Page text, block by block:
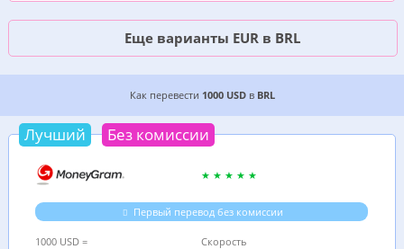
Еще варианты EUR в BRL
6 ДЕШЕВЫХ ВАРИАНТОВ, ГДЕ ВЫГОДНЕЕ
Как перевести 1000 USDв BRL
Лучший Без комиссии
Первый перевод без комиссии
1000 USD =
Скорость